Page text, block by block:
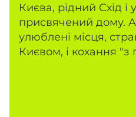
Києва, рідний Схід і
присвячений дому.
улюблені місця,
Києвом, і кохання "з